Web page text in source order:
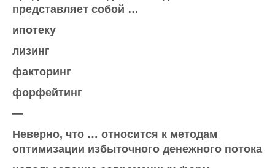
представляет собой …
ипотеку
лизинг
факторинг
форфейтинг
—
Неверно, что … относится к методам
оптимизации избыточного денежного потока